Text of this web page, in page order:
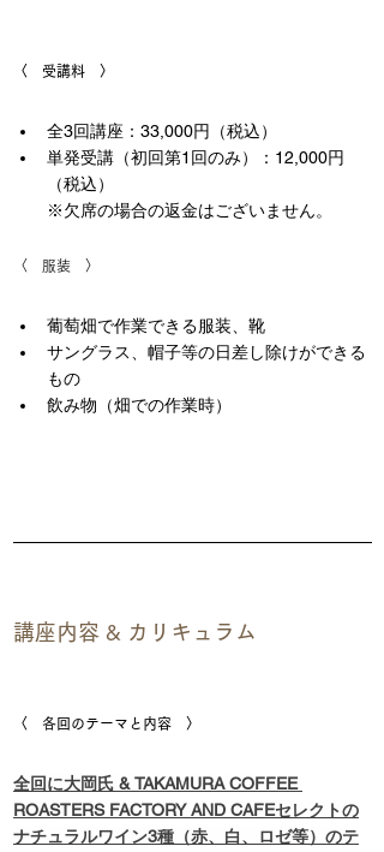
〈　受講料　〉
全3回講座：33,000円（税込）
単発受講（初回第1回のみ）：12,000円
（税込）
※欠席の場合の返金はございません。
〈　服装　〉
葡萄畑で作業できる服装、靴
サングラス、帽子等の日差し除けができる
もの
飲み物（畑での作業時）
講座内容 & カリキュラム
〈　各回のテーマと内容　〉
全回に大岡氏 & TAKAMURA COFFEE
ROASTERS FACTORY AND CAFEセレクトの
ナチュラルワイン3種（赤、白、ロゼ等）のテ